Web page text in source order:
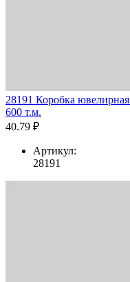
28191 Коробка
600 т.м.
40.79 ₽
Артикул:
28191